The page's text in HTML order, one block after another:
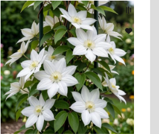
Клематис
«Балерина»